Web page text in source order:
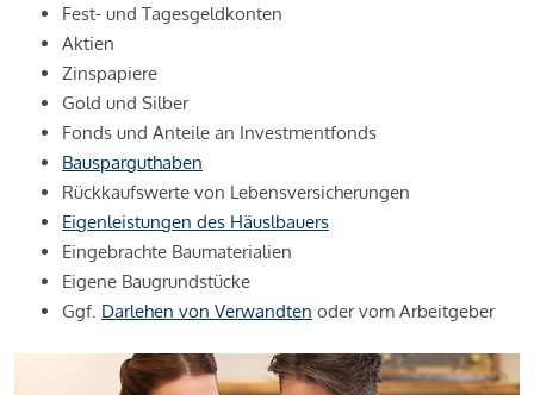
Fest- und Tagesgeldkonten
Aktien
Zinspapiere
Gold und Silber
Fonds und Anteile an Investmentfonds
Bausparguthaben
Rückkaufswerte von Lebensversicherungen
Eigenleistungen des Häuslbauers
Eingebrachte Baumaterialien
Eigene Baugrundstücke
Ggf. Darlehen von Verwandten oder vom Arbeitgeber